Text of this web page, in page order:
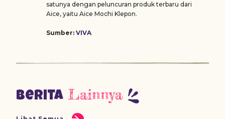
satunya dengan peluncuran produk terbaru dari
Aice, yaitu Aice Mochi Klepon.
Sumber: VIVA
Berita Lainnya